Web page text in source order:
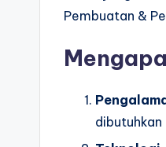
Pembuatan &